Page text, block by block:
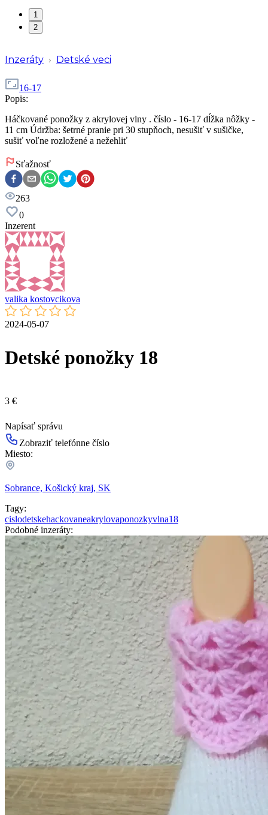
1
2
Inzeráty › Detské veci
16-17
Popis:
Háčkované ponožky z akrylovej vlny . číslo - 16-17 dĺžka nôžky -
11 cm Údržba: šetrné pranie pri 30 stupňoch, nesušiť v sušičke,
sušiť voľne rozložené a nežehliť
Sťažnosť
263
0
Inzerent
valika kostovcikova
2024-05-07
Detské ponožky 18
3 €
Napísať správu
Zobraziť telefónne číslo
Miesto:
Sobrance, Košický kraj, SK
Tagy:
cislodetskehackovaneakrylovaponozkyvlna18
Podobné inzeráty: